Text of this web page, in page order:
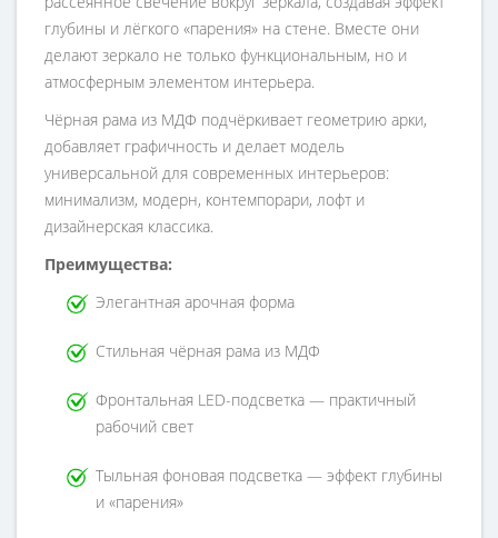
глубины и лёгкого «парения» на стене. Вместе они
делают зеркало не только функциональным, но и
атмосферным элементом интерьера.
Чёрная рама из МДФ подчёркивает геометрию арки,
добавляет графичность и делает модель
универсальной для современных интерьеров:
минимализм, модерн, контемпорари, лофт и
дизайнерская классика.
Преимущества:
Элегантная арочная форма
Стильная чёрная рама из МДФ
Фронтальная LED-подсветка — практичный
рабочий свет
Тыльная фоновая подсветка — эффект глубины
и «парения»